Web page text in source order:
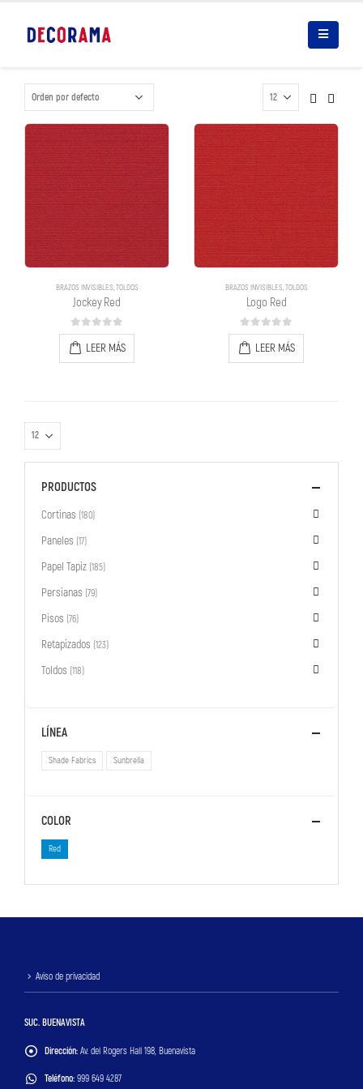
BRAZOS INVISIBLES,TOLDOS
Jockey Red
0out of 5
LEER MÁS
BRAZOS INVISIBLES,TOLDOS
Logo Red
0out of 5
LEER MÁS
PRODUCTOS
Cortinas (180)
Paneles (17)
Papel Tapiz (185)
Persianas (79)
Pisos (76)
Retapizados (123)
Toldos (118)
LÍNEA
Shade Fabrics Sunbrella
COLOR
Red
Aviso de privacidad
SUC. BUENAVISTA
Dirección: Av. del Rogers Hall 198, Buenavista
Teléfono: 999 649 4287